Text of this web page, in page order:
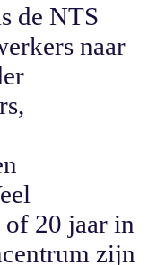
de NTS
naar
20 jaar in
zijn